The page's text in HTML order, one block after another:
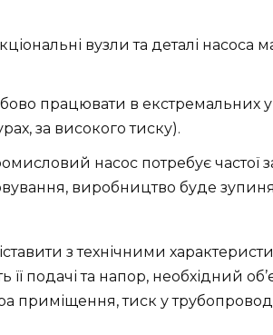
вузли та деталі насоса
працювати в екстремальних
за високого тиску).
насос потребує частої
виробництво буде
з технічними
її подачі та напор, необхідний
приміщення, тиск у